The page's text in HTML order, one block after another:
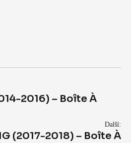
2016) – Boîte À
Další:
(2017-2018) – Boîte À